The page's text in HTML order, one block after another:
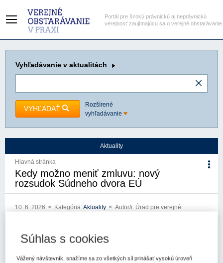
Portál pre širokú právnickú aj neprávnickú
verejnosť zaujímajúcu sa o verejné obstarávanie
Vyhľadávanie v aktualitách
VYHĽADAŤ
Rozšírené
vyhľadávanie
Aktuality
Hlavná stránka
Kedy možno meniť zmluvu: nový
rozsudok Súdneho dvora EÚ
10. 6. 2026 Kategória:Aktuality
Autor/i: Úrad pre verejné
Kľúčové slová
Súhlas s cookies
Vážený návštevník, snažíme sa zo všetkých síl prinášať vysokú úroveň